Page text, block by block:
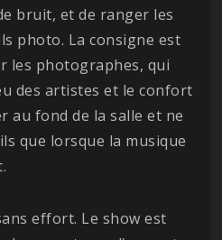
bruit, et de ranger les
photo. La consigne est
les photographes, qui
des artistes et le confort
au fond de la salle et ne
que lorsque la musique
effort. Le show est